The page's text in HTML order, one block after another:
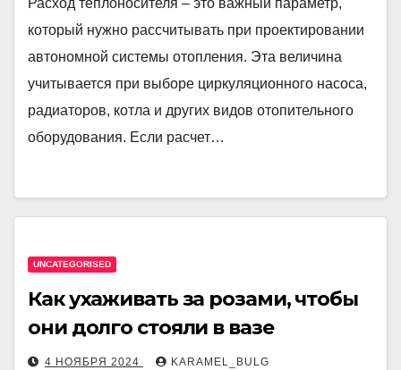
Расход теплоносителя – это важный параметр,
который нужно рассчитывать при проектировании
автономной системы отопления. Эта величина
учитывается при выборе циркуляционного насоса,
радиаторов, котла и других видов отопительного
оборудования. Если расчет…
UNCATEGORISED
Как ухаживать за розами, чтобы
они долго стояли в вазе
4 НОЯБРЯ 2024 KARAMEL_BULG